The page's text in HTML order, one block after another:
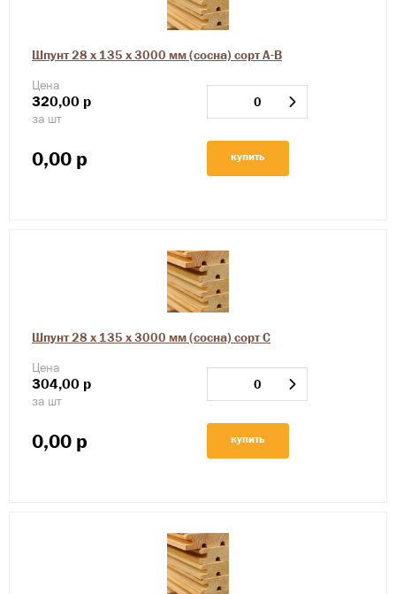
Шпунт 28 х 135 х 3000 мм (сосна) сорт А-В
Цена
320,00 р
за шт
0,00 р купить
Шпунт 28 х 135 х 3000 мм (сосна) сорт С
Цена
304,00 р
за шт
0,00 р купить